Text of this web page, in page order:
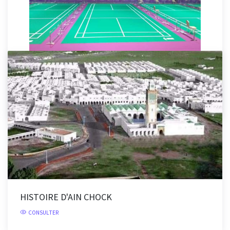
ÉQUIPEMENT SPORTIVE AIN CHOCK
CONSULTER
HISTOIRE D'AIN CHOCK
CONSULTER